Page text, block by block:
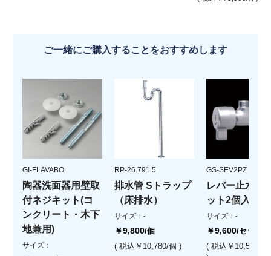
ご一緒にご購入することをおすすめします
GI-FLAVABO
陶器洗面器用壁取
付ネジキット(コ
ンクリート・木下
地兼用)
サイズ：
RP-26.791.5
排水管 Sトラップ
（床排水）
サイズ：-
￥9,800/個
( 税込￥10,780/個 )
GS-SEV2PZ
レバー止水栓
ット2個入)
サイズ：-
￥9,600/セット
( 税込￥10,560/セ